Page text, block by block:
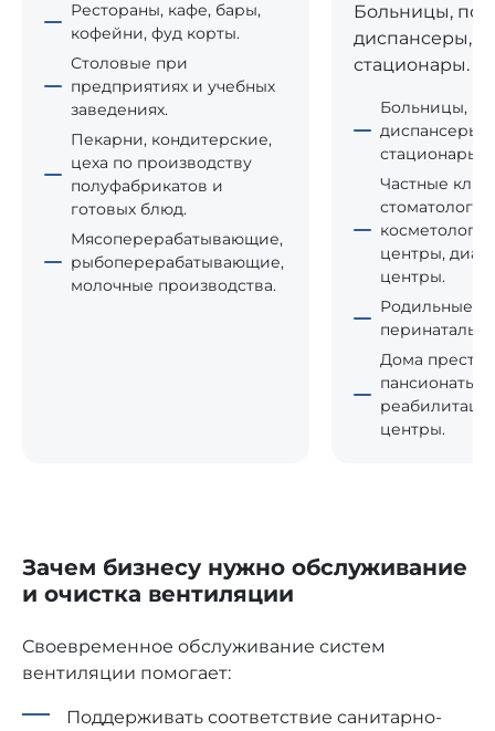
Рестораны, кафе, бары,
кофейни, фуд корты.
Столовые при
предприятиях и учебных
заведениях.
Пекарни, кондитерские,
цеха по производству
полуфабрикатов и
готовых блюд.
Мясоперерабатывающие,
рыбоперерабатывающие,
молочные производства.
Больницы,
диспансеры,
стационары.
Больницы,
диспансеры,
стационары.
Частные
центры,
центры.
Родильные
Дома
пансионаты,
центры.
Зачем бизнесу нужно обслуживание
и очистка вентиляции
Своевременное обслуживание систем
вентиляции помогает:
Поддерживать соответствие санитарно-